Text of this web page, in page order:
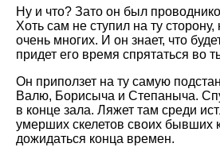
Ну и что? Зато он был
Хоть сам не ступил на ту сторону,
очень многих. И он знает, что
придет его время спрятаться во
Он приползет на ту самую
Валю, Борисыча и Степаныча.
в конце зала. Ляжет там среди
умерших скелетов своих бывших
дожидаться конца времен.